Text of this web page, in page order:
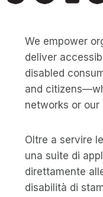
We empower
deliver
disabled
and
networks or our
Oltre a servire
una suite di
direttamente
disabilità di